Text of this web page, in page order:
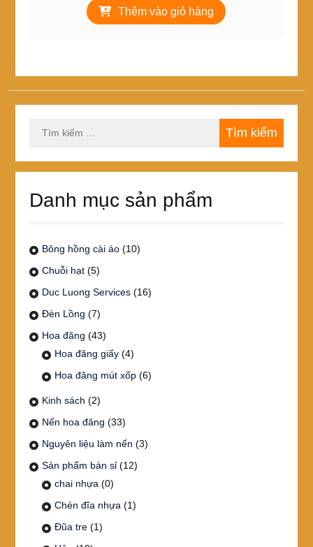
là:
15,000₫.
tại
là:
Thêm vào giỏ hàng
kiếm
Danh mục sản phẩm
Bông hồng cài áo (10)
Chuỗi hạt (5)
Duc Luong Services (16)
Đèn Lồng (7)
Hoa đăng (43)
Hoa đăng giấy (4)
Hoa đăng mút xốp (6)
Kinh sách (2)
Nến hoa đăng (33)
Nguyên liệu làm nến (3)
Sản phẩm bán sỉ (12)
chai nhựa (0)
Chén đĩa nhựa (1)
Đũa tre (1)